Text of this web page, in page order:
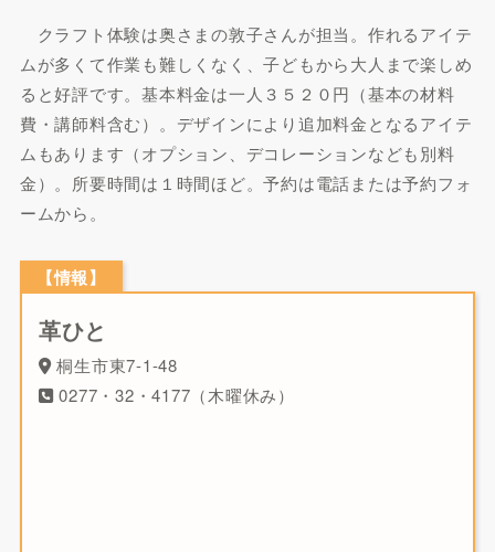
クラフト体験は奥さまの敦子さんが担当。作れるアイテ
ムが多くて作業も難しくなく、子どもから大人まで楽しめ
ると好評です。基本料金は一人３５２０円（基本の材料
費・講師料含む）。デザインにより追加料金となるアイテ
ムもあります（オプション、デコレーションなども別料
金）。所要時間は１時間ほど。予約は電話または予約フォ
ームから。
【情報】
革ひと
桐生市東7-1-48
0277・32・4177（木曜休み）